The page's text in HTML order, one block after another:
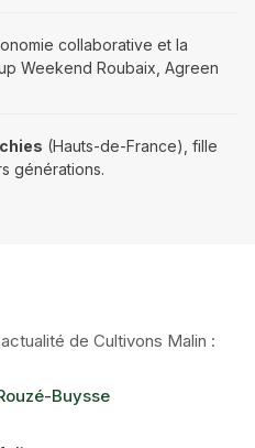
collaborative et la
Weekend Roubaix, Agreen
(Hauts-de-France), fille
générations.
de Cultivons Malin :
Buysse